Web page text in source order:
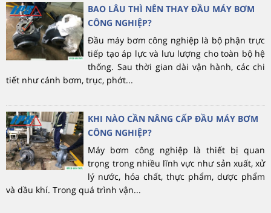
BAO LÂU THÌ NÊN THAY ĐẦU MÁY BƠM
CÔNG NGHIỆP?
Đầu máy bơm công nghiệp là bộ phận trực
tiếp tạo áp lực và lưu lượng cho toàn bộ hệ
thống. Sau thời gian dài vận hành, các chi
tiết như cánh bơm, trục, phớt...
KHI NÀO CẦN NÂNG CẤP ĐẦU MÁY BƠM
CÔNG NGHIỆP?
Máy bơm công nghiệp là thiết bị quan
trọng trong nhiều lĩnh vực như sản xuất, xử
lý nước, hóa chất, thực phẩm, dược phẩm
và dầu khí. Trong quá trình vận...